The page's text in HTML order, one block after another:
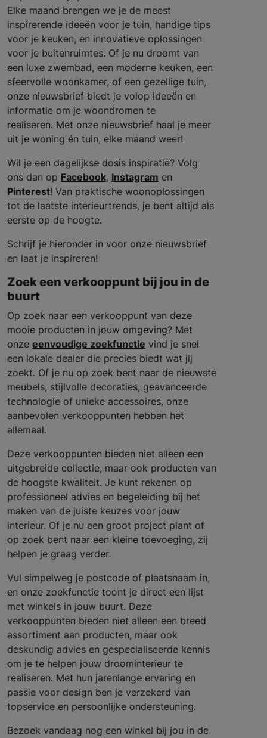
Elke maand brengen we je de meest
inspirerende ideeën voor je tuin, handige tips
voor je keuken, en innovatieve oplossingen
voor je buitenruimtes. Of je nu droomt van
een luxe zwembad, een moderne keuken, een
sfeervolle woonkamer, of een gezellige tuin,
onze nieuwsbrief biedt je volop ideeën en
informatie om je woondromen te
realiseren. Met onze nieuwsbrief haal je meer
uit je woning én tuin, elke maand weer!
Wil je een dagelijkse dosis inspiratie? Volg
ons dan op Facebook, Instagram en
Pinterest! Van praktische woonoplossingen
tot de laatste interieurtrends, je bent altijd als
eerste op de hoogte.
Schrijf je hieronder in voor onze nieuwsbrief
en laat je inspireren!
Zoek een verkooppunt bij jou in de
buurt
Op zoek naar een verkooppunt van deze
mooie producten in jouw omgeving? Met
onze eenvoudige zoekfunctie vind je snel
een lokale dealer die precies biedt wat jij
zoekt. Of je nu op zoek bent naar de nieuwste
meubels, stijlvolle decoraties, geavanceerde
technologie of unieke accessoires, onze
aanbevolen verkooppunten hebben het
allemaal.
Deze verkooppunten bieden niet alleen een
uitgebreide collectie, maar ook producten van
de hoogste kwaliteit. Je kunt rekenen op
professioneel advies en begeleiding bij het
maken van de juiste keuzes voor jouw
interieur. Of je nu een groot project plant of
op zoek bent naar een kleine toevoeging, zij
helpen je graag verder.
Vul simpelweg je postcode of plaatsnaam in,
en onze zoekfunctie toont je direct een lijst
met winkels in jouw buurt. Deze
verkooppunten bieden niet alleen een breed
assortiment aan producten, maar ook
deskundig advies en gespecialiseerde kennis
om je te helpen jouw droominterieur te
realiseren. Met hun jarenlange ervaring en
passie voor design ben je verzekerd van
topservice en persoonlijke ondersteuning.
Bezoek vandaag nog een winkel bij jou in de